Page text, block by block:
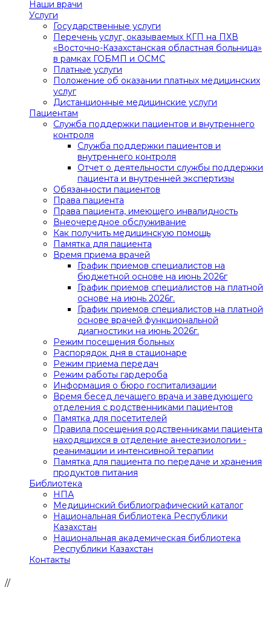
Наши врачи
Услуги
Государственные услуги
Перечень услуг, оказываемых КГП на ПХВ
«Восточно-Казахстанская областная больница»
в рамках ГОБМП и ОСМС
Платные услуги
Положение об оказании платных медицинских
услуг
Дистанционные медицинские услуги
Пациентам
Служба поддержки пациентов и внутреннего
контроля
Служба поддержки пациентов и
внутреннего контроля
Отчет о деятельности службы поддержки
пациента и внутренней экспертизы
Обязанности пациентов
Права пациента
Права пациента, имеющего инвалидность
Внеочередное обслуживание
Как получить медицинскую помощь
Памятка для пациента
Время приема врачей
График приемов специалистов на
бюджетной основе на июнь 2026г
График приемов специалистов на платной
основе на июнь 2026г.
График приемов специалистов на платной
основе врачей функциональной
диагностики на июнь 2026г.
Режим посещения больных
Распорядок дня в стационаре
Режим приема передач
Режим работы гардероба
Информация о бюро госпитализации
Время бесед лечащего врача и заведующего
отделения с родственниками пациентов
Памятка для посетителей
Правила посещения родственниками пациента
находящихся в отделение анестезиологии -
реанимации и интенсивной терапии
Памятка для пациента по передаче и хранения
продуктов питания
Библиотека
НПА
Медицинский библиографический каталог
Национальная библиотека Республики
Казахстан
Национальная академическая библиотека
Республики Казахстан
Контакты
//